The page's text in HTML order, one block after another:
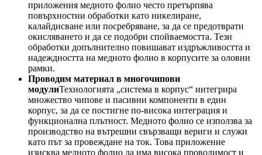
приложения медното фолио често претърпява
повърхностни обработки като никелиране,
калайдисване или посребряване, за да се предотврати
окисляването и да се подобри спойваемостта. Тези
обработки допълнително повишават издръжливостта и
надеждността на медното фолио в корпусите за оловни
рамки.
Проводим материал в многочипови
модулиТехнологията „система в корпус“ интегрира
множество чипове и пасивни компоненти в един
корпус, за да се постигне по-висока интеграция и
функционална плътност. Медното фолио се използва за
производство на вътрешни свързващи вериги и служи
като път за провеждане на ток. Това приложение
изисква медното фолио да има висока проводимост и